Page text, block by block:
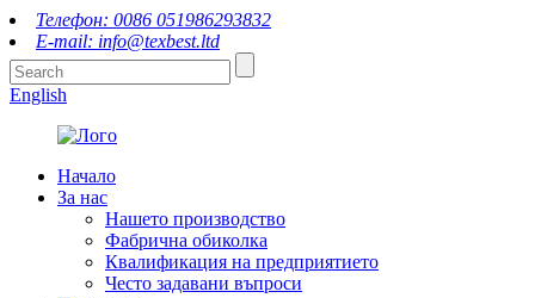
Телефон: 0086 051986293832
E-mail: info@texbest.ltd
English
Начало
За нас
Нашето производство
Фабрична обиколка
Квалификация на предприятието
Често задавани въпроси